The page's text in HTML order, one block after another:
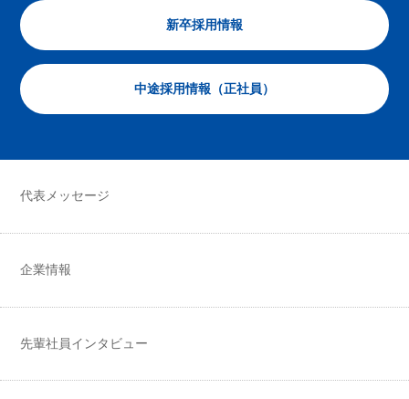
新卒採用情報
中途採用情報（正社員）
代表メッセージ
企業情報
先輩社員インタビュー